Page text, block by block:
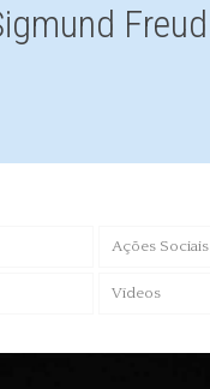
Freud
Ações Sociais
Vídeos